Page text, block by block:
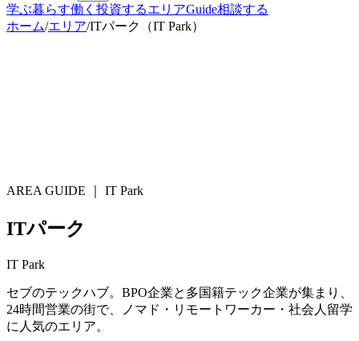
学ぶ暮らす働く 投資するエリアGuide相談する
ホーム/エリア/ITパーク（IT Park）
AREA GUIDE ｜ IT Park
ITパーク
IT Park
セブのテックハブ。BPO企業と多国籍テック企業が集まり、
24時間営業の街で、ノマド・リモートワーカー・社会人留学
に人気のエリア。